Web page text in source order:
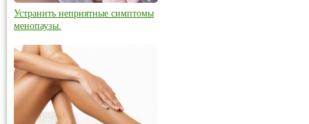
Устранить неприятные симптомы
менопаузы.